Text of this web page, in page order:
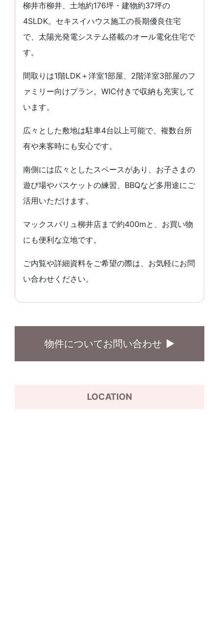
柳井市柳井、土地約176坪・建物約37坪の
4SLDK。セキスイハウス施工の長期優良住宅
で、太陽光発電システム搭載のオール電化住宅で
す。
間取りは1階LDK＋洋室1部屋、2階洋室3部屋のフ
ァミリー向けプラン。WIC付きで収納も充実して
います。
広々とした敷地は駐車4台以上可能で、複数台所
有や来客時にも安心です。
南側には広々としたスペースがあり、お子さまの
遊び場やバスケットの練習、BBQなど多用途にご
活用いただけます。
マックスバリュ柳井店まで約400mと、お買い物
にも便利な立地です。
ご内覧や詳細資料をご希望の際は、お気軽にお問
い合わせください。
物件についてお問い合わせ
LOCATION